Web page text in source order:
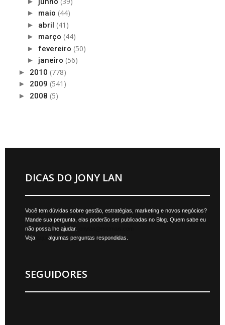
► maio (44)
► abril (41)
► março (44)
► fevereiro (50)
► janeiro (56)
► 2010 (778)
► 2009 (541)
► 2008 (5)
DICAS DO JONY LAN
Você tem dúvidas sobre gestão, estratégias, marketing e novos negócios?
Mande sua pergunta, elas poderão ser publicadas no Blog. Quem sabe eu
não possa lhe ajudar.
Veja
algumas perguntas respondidas.
SEGUIDORES